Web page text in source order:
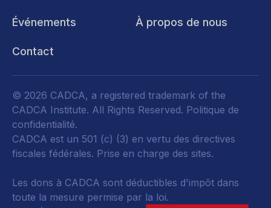
Événements À propos de nous
Contact
© 2026 CADCA, a registered trademark of the
CADCA Institute. All Rights Reserved. Politique de
confidentialité.
CADCA est un 501 (c) (3) en vertu des directives
fiscales fédérales. Prise en charge des sites.
Les dons à CADCA sont déductibles d'impôt dans
toute la mesure permise par la loi.